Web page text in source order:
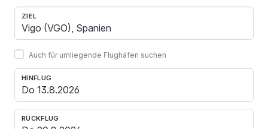
ZIEL
Auch für umliegende Flughäfen suchen
HINFLUG
RÜCKFLUG